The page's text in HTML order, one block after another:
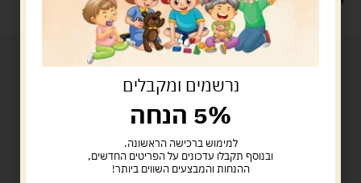
נרשמים ומקבלים
5% הנחה
למימוש ברכישה הראשונה.
ובנוסף תקבלו עדכונים על הפריטים החדשים,
ההנחות והמבצעים השווים ביותר!